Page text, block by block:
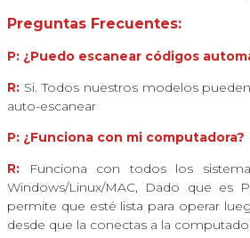
Preguntas Frecuentes:
P: ¿Puedo escanear códigos
R: Si. Todos nuestros modelos
auto-escanear
P: ¿Funciona con mi computadora?
R: Funciona con todos los
Windows/Linux/MAC, Dado que es
permite que esté lista para operar
desde que la conectas a la